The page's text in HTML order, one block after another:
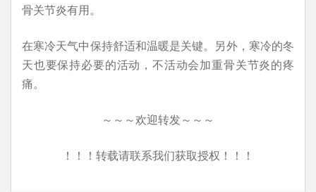
骨关节炎有用。
在寒冷天气中保持舒适和温暖是关键。另外，寒冷的冬
天也要保持必要的活动，不活动会加重骨关节炎的疼
痛。
～～～欢迎转发～～～
！！！转载请联系我们获取授权！！！